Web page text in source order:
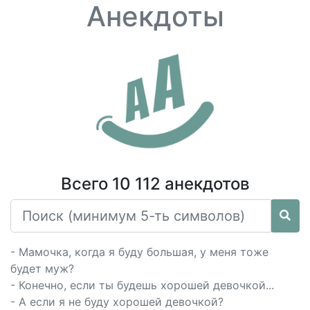
Анекдоты
Всего 10 112 анекдотов
- Мамочка, когда я буду большая, у меня тоже
будет муж?
- Конечно, если ты будешь хорошей девочкой...
- А если я не буду хорошей девочкой?